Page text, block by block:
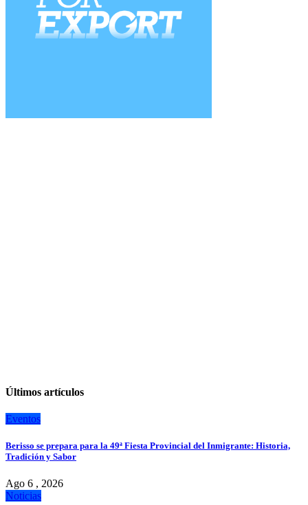
Últimos artículos
Eventos
Berisso se prepara para la 49ª Fiesta Provincial del Inmigrante: Historia,
Tradición y Sabor
Ago 6 , 2026
Noticias